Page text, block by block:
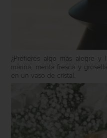
¿Prefieres algo más alegre y
marina, menta fresca y
en un vaso de cristal.